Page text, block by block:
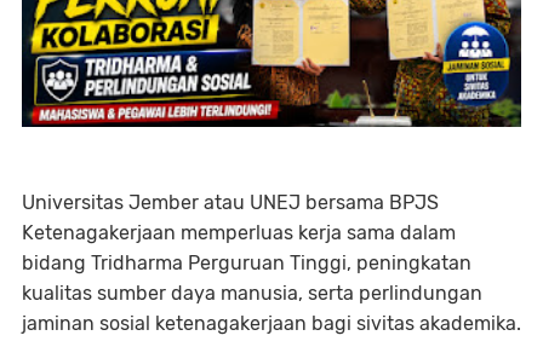
Universitas Jember atau UNEJ bersama BPJS
Ketenagakerjaan memperluas kerja sama dalam
bidang Tridharma Perguruan Tinggi, peningkatan
kualitas sumber daya manusia, serta perlindungan
jaminan sosial ketenagakerjaan bagi sivitas akademika.